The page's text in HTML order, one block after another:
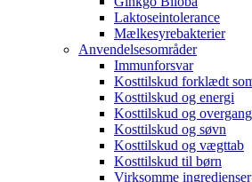
Laktoseintolerance
Mælkesyrebakterier
Anvendelsesområder
Immunforsvar
Kosttilskud forklædt
Kosttilskud og energi
Kosttilskud og
Kosttilskud og søvn
Kosttilskud og vægttab
Kosttilskud til børn
Virksomme ingredienser